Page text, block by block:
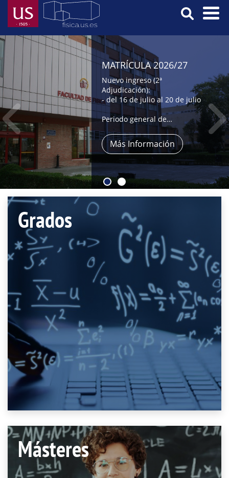
Skip
main
contentMenú
Principal
MATRÍCULA 2026/27
Nuevo ingreso (2ª
Adjudicación):
- del 16 de julio al 20 de julio
Periodo general de
automatrícula:
- del 9 al 31 de julio,
- y del 1 al 4 de septiembre
Más Información
Grados
Másteres